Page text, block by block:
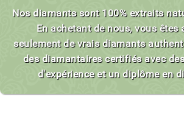
Nos diamants sont 100% extraits
En achetant de nous, vous êtes
seulement de vrais diamants
des diamantaires certifiés avec
d'expérience et un diplôme en